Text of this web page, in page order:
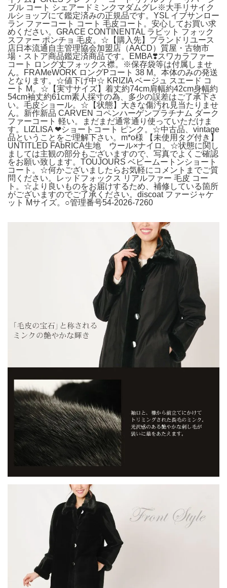
ブル コート シェアードミンクマダムグレ※大手リサイク
ルショップにて鑑定済みの正規品です。YSL イブサンロー
ラン ファーコート コート 毛皮コート。安心してお買い求
めください。GRACE CONTINENTAL ラビット フォック
スファー ポンチョ 毛皮。☆【購入先】ブランドリユース
店日本流通自主管理協会加盟店（AACD）質屋・古物市
場・ストア商品鑑定済商品です。EMBA❣️スワカラファー
コート ロング丈フォックス襟。※保存袋等は付属しませ
ん。FRAMeWORK ロングPコート 38 M。本体のみの発送
となります。☆値下げ中☆ KRIZIA ベージュ スエード コ
ート M。☆【実寸サイズ】着丈約74cm肩幅約42cm身幅約
54cm袖丈約61cm素人採寸の為、多少の誤差はご了承下さ
い。毛皮ショール。☆【状態】大きな傷汚れ見当たりませ
ん。新作新品 CARVEN コペンハーゲンプラチナム ダーク
ファーコート 軽い。まだまだ通常通り使っていただけま
す。LIZLISA ‪‪❤︎‬ショートコート ピンク。☆中古品、vintage
品ということをご理解下さい。m*o様 【未使用タグ付き】
UNTITLED FAbRICA生地 ウール×ナイロ。☆状態に関し
ましては主観の部分もございますので、写真でよくご確認
をお願い致します。TOUJOURS ベビームートンショート
コート。☆何かございましたらお気軽にコメントまでご質
問ください。レッドフォックス リアルファー 毛皮 コー
ト。☆より良いものをお届けするため、補修している箇所
がございますのでご了承ください。discoat ファージャケ
ット Mサイズ。○管理番号54-2026-7260